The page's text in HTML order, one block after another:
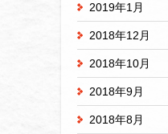
2019年1月
2018年12月
2018年10月
2018年9月
2018年8月